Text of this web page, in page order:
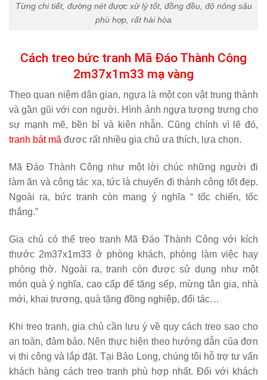
Từng chi tiết, đường nét được xử lý tốt, đồng đều, độ nông sâu
phù hợp, rất hài hòa
Cách treo bức tranh Mã Đáo Thành Công
2m37x1m33 mạ vàng
Theo quan niệm dân gian, ngựa là một con vật trung thành
và gần gũi với con người. Hình ảnh ngựa tượng trưng cho
sự mạnh mẽ, bền bỉ và kiên nhẫn. Cũng chính vì lẽ đó,
tranh bát mã đươc rất nhiều gia chủ ưa thích, lựa chọn.
Mã Đáo Thành Công như một lời chúc những người đi
làm ăn và công tác xa, tức là chuyến đi thành công tốt đẹp.
Ngoài ra, bức tranh còn mang ý nghĩa “ tốc chiến, tốc
thắng.”
Gia chủ có thể treo tranh Mã Đáo Thành Công với kích
thước 2m37x1m33 ở phòng khách, phòng làm việc hay
phòng thờ. Ngoài ra, tranh còn được sử dụng như một
món quà ý nghĩa, cao cấp để tặng sếp, mừng tân gia, nhà
mới, khai trương, quà tặng đồng nghiệp, đối tác…
Khi treo tranh, gia chủ cần lưu ý về quy cách treo sao cho
an toàn, đảm bảo. Nên thực hiện theo hướng dẫn của đơn
vị thi công và lắp đặt. Tại Bảo Long, chúng tôi hỗ trợ tư vấn
khách hàng cách treo tranh phù hợp nhất. Đối với khách